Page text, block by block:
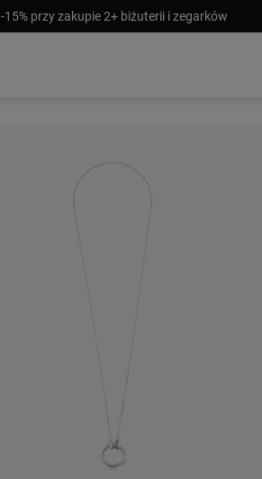
-15% przy zakupie 2+ biżuterii i zegarków